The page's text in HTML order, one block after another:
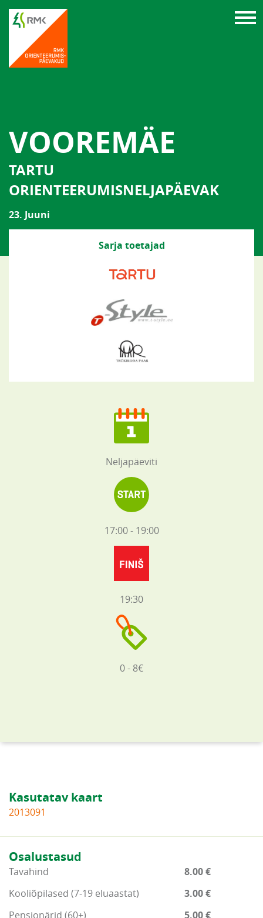
VOOREMÄE
TARTU
ORIENTEERUMISNELJAPÄEVAK
23. Juuni
Sarja toetajad
Neljapäeviti
17:00 - 19:00
19:30
0 - 8€
Kasutatav kaart
2013091
Osalustasud
Tavahind
8.00 €
Kooliõpilased (7-19 eluaastat)
3.00 €
Pensionärid (60+)
5.00 €